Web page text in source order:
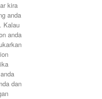
kira
anda
Kalau
anda
dan